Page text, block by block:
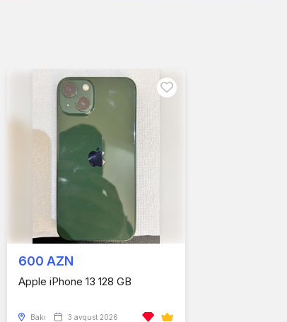
600 AZN
Apple iPhone 13 128 GB
Bakı 3 avqust 2026